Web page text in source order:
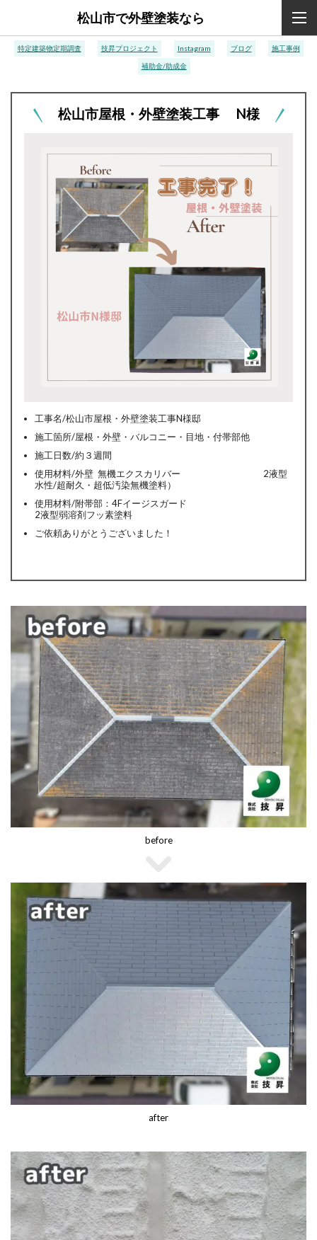
松山市で外壁塗装なら
特定建築物定期調査 技昇プロジェクト Instagram ブログ 施工事例
補助金/助成金
松山市屋根・外壁塗装工事 N様
工事名/松山市屋根・外壁塗装工事N様邸
施工箇所/屋根・外壁・バルコニー・目地・付帯部他
施工日数/約３週間
使用材料/外壁 無機エクスカリバー
2液型
水性/超耐久・超低汚染無機塗料）
使用材料/附帯部：4Fイージスガード
2液型弱溶剤フッ素塗料
ご依頼ありがとうございました！
before
after